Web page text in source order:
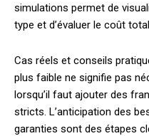
simulations permet de
type et d’évaluer le coût
Cas réels et conseils
plus faible ne signifie pas
lorsqu’il faut ajouter des
stricts. L’anticipation des
garanties sont des étapes